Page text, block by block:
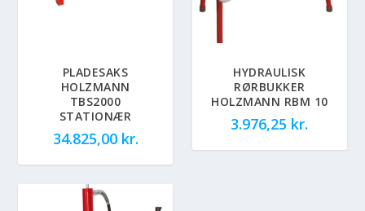
PLADESAKS
HOLZMANN
TBS2000
STATIONÆR
34.825,00 kr.
HYDRAULISK
RØRBUKKER
HOLZMANN RBM 10
3.976,25 kr.